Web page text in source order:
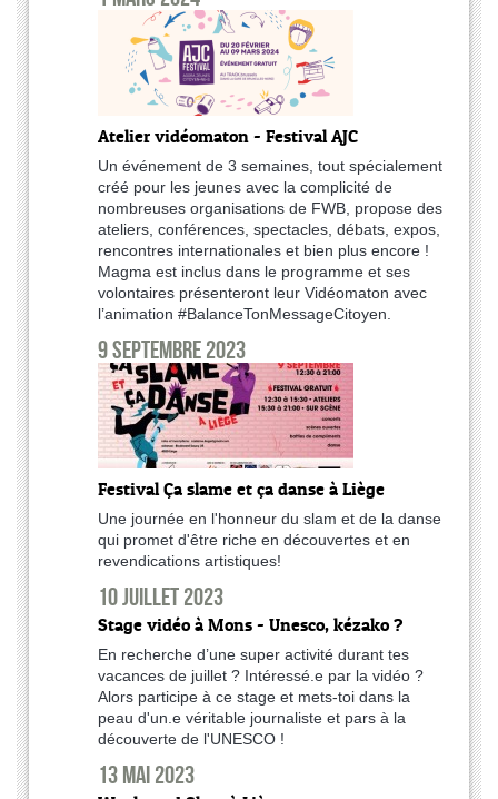
Atelier vidéomaton - Festival AJC
Un événement de 3 semaines, tout spécialement
créé pour les jeunes avec la complicité de
nombreuses organisations de FWB, propose des
ateliers, conférences, spectacles, débats, expos,
rencontres internationales et bien plus encore !
Magma est inclus dans le programme et ses
volontaires présenteront leur Vidéomaton avec
l’animation #BalanceTonMessageCitoyen.
9 septembre 2023
Festival Ça slame et ça danse à Liège
Une journée en l'honneur du slam et de la danse
qui promet d'être riche en découvertes et en
revendications artistiques!
10 juillet 2023
Stage vidéo à Mons - Unesco, kézako ?
En recherche d’une super activité durant tes
vacances de juillet ? Intéressé.e par la vidéo ?
Alors participe à ce stage et mets-toi dans la
peau d'un.e véritable journaliste et pars à la
découverte de l'UNESCO !
13 mai 2023